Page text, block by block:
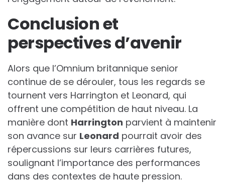
Conclusion et
perspectives d’avenir
Alors que l’Omnium britannique senior
continue de se dérouler, tous les regards se
tournent vers Harrington et Leonard, qui
offrent une compétition de haut niveau. La
manière dont Harrington parvient à maintenir
son avance sur Leonard pourrait avoir des
répercussions sur leurs carrières futures,
soulignant l’importance des performances
dans des contextes de haute pression.